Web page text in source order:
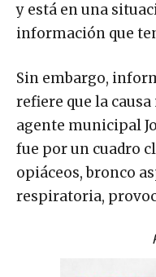
y está en una
información que
Sin embargo,
refiere que la
agente municipal
fue por un cuadro
opiáceos, bronco
respiratoria,